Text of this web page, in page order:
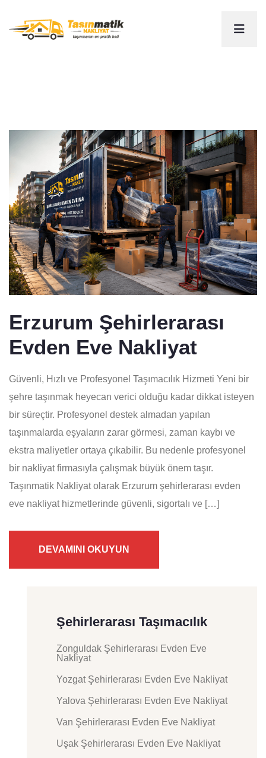
Erzurum Şehirlerarası
Evden Eve Nakliyat
Güvenli, Hızlı ve Profesyonel Taşımacılık Hizmeti Yeni bir
şehre taşınmak heyecan verici olduğu kadar dikkat isteyen
bir süreçtir. Profesyonel destek almadan yapılan
taşınmalarda eşyaların zarar görmesi, zaman kaybı ve
ekstra maliyetler ortaya çıkabilir. Bu nedenle profesyonel
bir nakliyat firmasıyla çalışmak büyük önem taşır.
Taşınmatik Nakliyat olarak Erzurum şehirlerarası evden
eve nakliyat hizmetlerinde güvenli, sigortalı ve […]
DEVAMINI OKUYUN
Şehirlerarası Taşımacılık
Zonguldak Şehirlerarası Evden Eve
Nakliyat
Yozgat Şehirlerarası Evden Eve Nakliyat
Yalova Şehirlerarası Evden Eve Nakliyat
Van Şehirlerarası Evden Eve Nakliyat
Uşak Şehirlerarası Evden Eve Nakliyat